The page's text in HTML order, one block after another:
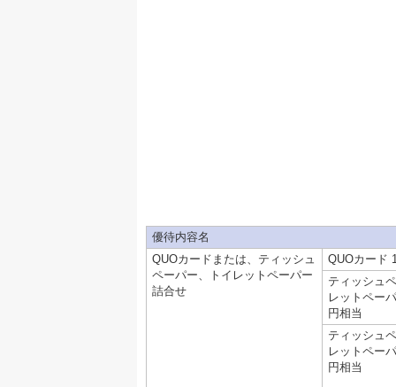
優待内容名
QUOカードまたは、ティッシュ
ペーパー、トイレットペーパー
詰合せ
QUOカード
ティッシュ
レットペー
円相当
ティッシュ
レットペー
円相当